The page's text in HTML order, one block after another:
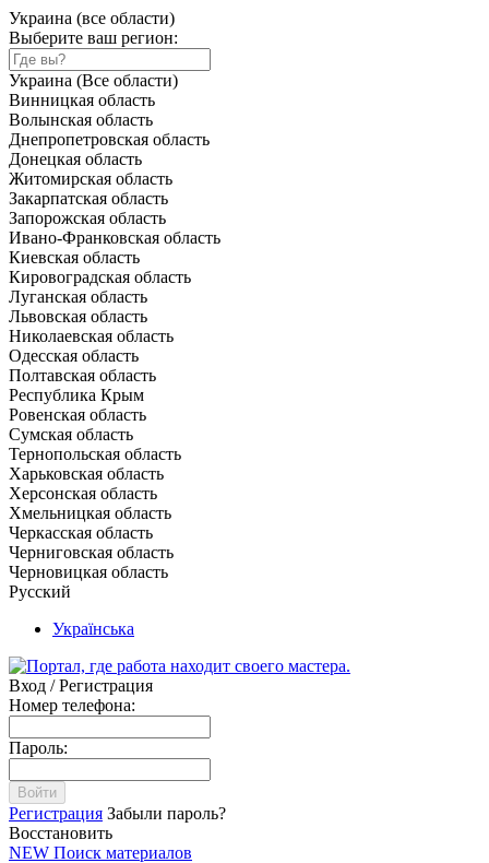
Украина (все области)
Выберите ваш регион:
Украина (Все области)
Винницкая область
Волынская область
Днепропетровская область
Донецкая область
Житомирская область
Закарпатская область
Запорожская область
Ивано-Франковская область
Киевская область
Кировоградская область
Луганская область
Львовская область
Николаевская область
Одесская область
Полтавская область
Республика Крым
Ровенская область
Сумская область
Тернопольская область
Харьковская область
Херсонская область
Хмельницкая область
Черкасская область
Черниговская область
Черновицкая область
Русский
Українська
Вход / Регистрация
Номер телефона:
Пароль:
Войти
Регистрация Забыли пароль?
Восстановить
NEW Поиск материалов